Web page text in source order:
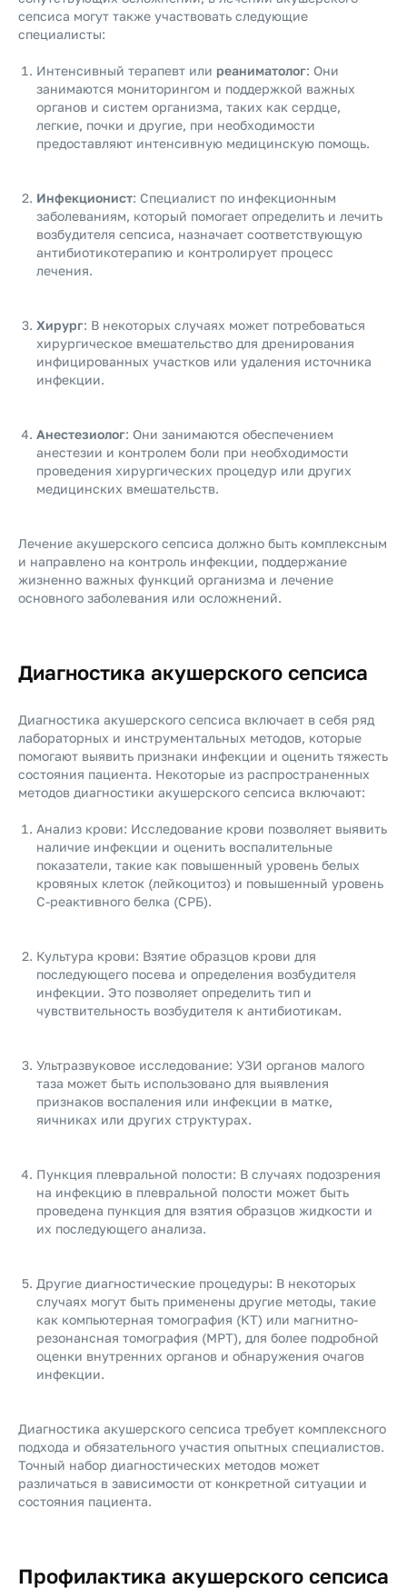
сепсиса могут также участвовать следующие
специалисты:
Интенсивный терапевт или реаниматолог: Они
занимаются мониторингом и поддержкой важных
органов и систем организма, таких как сердце,
легкие, почки и другие, при необходимости
предоставляют интенсивную медицинскую помощь.
Инфекционист: Специалист по инфекционным
заболеваниям, который помогает определить и лечить
возбудителя сепсиса, назначает соответствующую
антибиотикотерапию и контролирует процесс
лечения.
Хирург: В некоторых случаях может потребоваться
хирургическое вмешательство для дренирования
инфицированных участков или удаления источника
инфекции.
Анестезиолог: Они занимаются обеспечением
анестезии и контролем боли при необходимости
проведения хирургических процедур или других
медицинских вмешательств.
Лечение акушерского сепсиса должно быть комплексным
и направлено на контроль инфекции, поддержание
жизненно важных функций организма и лечение
основного заболевания или осложнений.
Диагностика акушерского сепсиса
Диагностика акушерского сепсиса включает в себя ряд
лабораторных и инструментальных методов, которые
помогают выявить признаки инфекции и оценить тяжесть
состояния пациента. Некоторые из распространенных
методов диагностики акушерского сепсиса включают:
Анализ крови: Исследование крови позволяет выявить
наличие инфекции и оценить воспалительные
показатели, такие как повышенный уровень белых
кровяных клеток (лейкоцитоз) и повышенный уровень
С-реактивного белка (СРБ).
Культура крови: Взятие образцов крови для
последующего посева и определения возбудителя
инфекции. Это позволяет определить тип и
чувствительность возбудителя к антибиотикам.
Ультразвуковое исследование: УЗИ органов малого
таза может быть использовано для выявления
признаков воспаления или инфекции в матке,
яичниках или других структурах.
Пункция плевральной полости: В случаях подозрения
на инфекцию в плевральной полости может быть
проведена пункция для взятия образцов жидкости и
их последующего анализа.
Другие диагностические процедуры: В некоторых
случаях могут быть применены другие методы, такие
как компьютерная томография (КТ) или магнитно-
резонансная томография (МРТ), для более подробной
оценки внутренних органов и обнаружения очагов
инфекции.
Диагностика акушерского сепсиса требует комплексного
подхода и обязательного участия опытных специалистов.
Точный набор диагностических методов может
различаться в зависимости от конкретной ситуации и
состояния пациента.
Профилактика акушерского сепсиса